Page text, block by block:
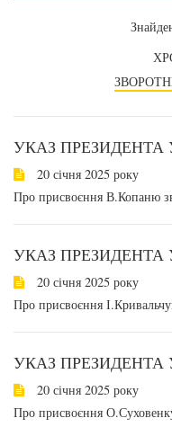
УКАЗ ПРЕЗИДЕНТА
20 січня 2025 року
Про присвоєння В.Копаню
УКАЗ ПРЕЗИДЕНТА
20 січня 2025 року
Про присвоєння
УКАЗ ПРЕЗИДЕНТА
20 січня 2025 року
Про присвоєння